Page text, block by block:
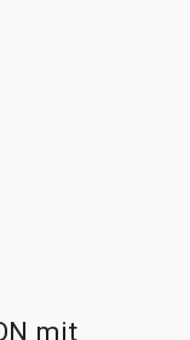
mit